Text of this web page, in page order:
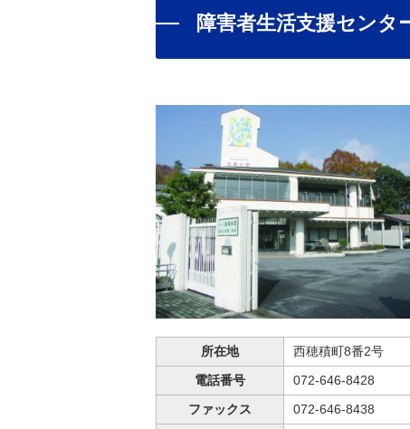
障害者生活支援センタ
所在地
西穂積町8番2号
電話番号
072-646-8428
ファックス
072-646-8438